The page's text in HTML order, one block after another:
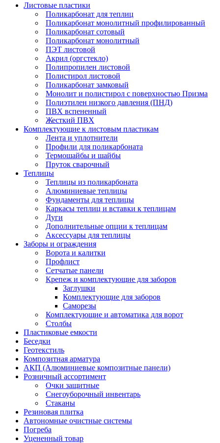
Листовые пластики
Поликарбонат для теплиц
Поликарбонат монолитный профилированный
Поликарбонат сотовый
Поликарбонат монолитный
ПЭТ листовой
Акрил (оргстекло)
Полипропилен листовой
Полистирол листовой
Поликарбонат замковый
Монолит и полистирол с поверхностью Призма
Полиэтилен низкого давления (ПНД)
ПВХ вспененный
Жесткий ПВХ
Комплектующие к листовым пластикам
Лента и уплотнители
Профили для поликарбоната
Термошайбы и шайбы
Пруток сварочный
Теплицы
Теплицы из поликарбоната
Алюминиевые теплицы
Фундаменты для теплицы
Каркасы теплиц и вставки к теплицам
Дуги
Дополнительные опции к теплицам
Аксессуары для теплицы
Заборы и ограждения
Ворота и калитки
Профлист
Сетчатые панели
Крепеж и комплектующие для заборов
Заглушки
Комплектующие для заборов
Саморезы
Комплектующие и автоматика для ворот
Столбы
Пластиковые емкости
Беседки
Геотекстиль
Композитная арматура
АКП (Алюминиевые композитные панели)
Розничный ассортимент
Очки защитные
Снегоуборочный инвентарь
Стаканы
Резиновая плитка
Автономные очистные системы
Погреба
Уцененный товар